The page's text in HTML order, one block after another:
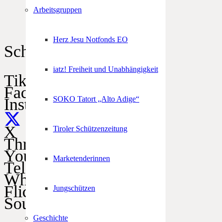
Arbeitsgruppen
Herz Jesu Notfonds EO
iatz! Freiheit und Unabhängigkeit
SOKO Tatort „Alto Adige“
Tiroler Schützenzeitung
Marketenderinnen
Jungschützen
Geschichte
Schützen im Netz
TikTok
Facebook
Instagram
X
Threads
YouTube
Telegram
WhatsApp
Flickr
SoundCloud